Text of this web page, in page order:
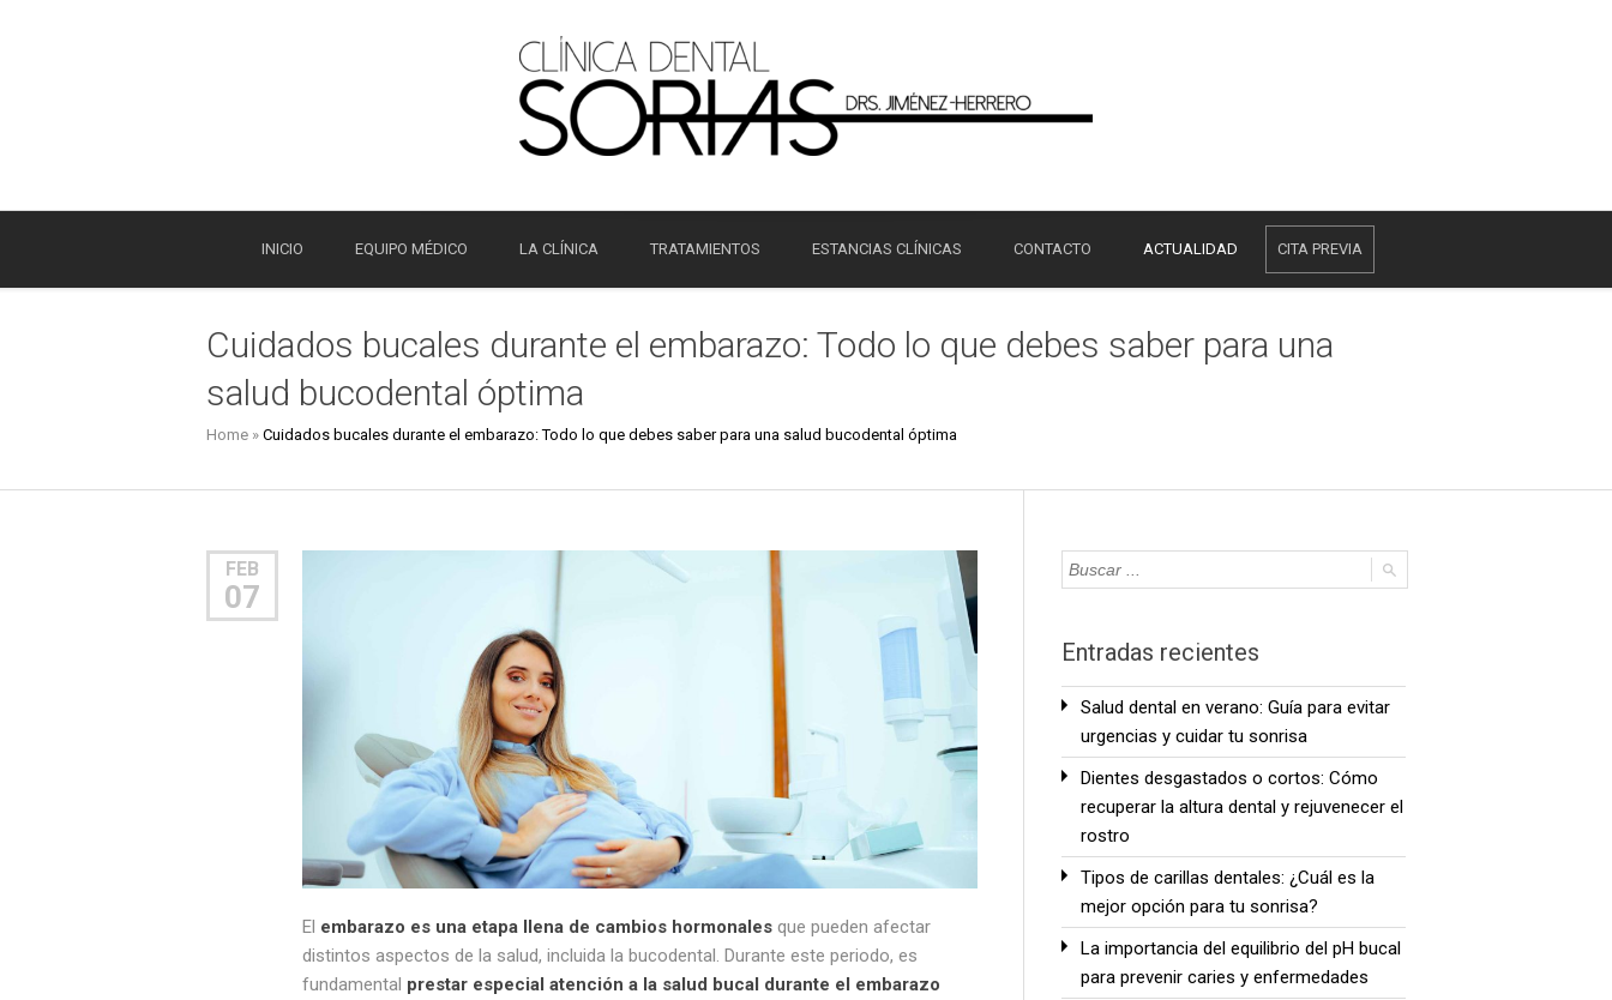
INICIO EQUIPO MÉDICO LA CLÍNICA TRATAMIENTOS ESTANCIAS CLÍNICAS CONTACTO ACTUALIDAD CITA PREVIA
Cuidados bucales durante el embarazo: Todo lo que debes saber para una
salud bucodental óptima
Home » Cuidados bucales durante el embarazo: Todo lo que debes saber para una salud bucodental óptima
FEB
07
El embarazo es una etapa llena de cambios hormonales que pueden afectar
distintos aspectos de la salud, incluida la bucodental. Durante este periodo, es
fundamental prestar especial atención a la salud bucal durante el embarazo
Entradas recientes
Salud dental en verano: Guía para evitar
urgencias y cuidar tu sonrisa
Dientes desgastados o cortos: Cómo
recuperar la altura dental y rejuvenecer el
rostro
Tipos de carillas dentales: ¿Cuál es la
mejor opción para tu sonrisa?
La importancia del equilibrio del pH bucal
para prevenir caries y enfermedades